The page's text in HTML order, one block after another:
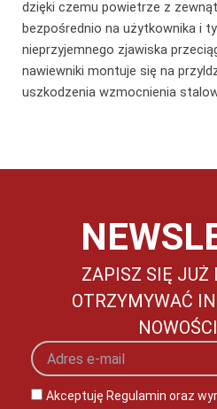
dzięki czemu powietrze z
bezpośrednio na użytkownika i
nieprzyjemnego zjawiska
nawiewniki montuje się na
uszkodzenia wzmocnienia
ZAPISZ SIĘ JUŻ
OTRZYMYWAĆ
Akceptuję Regulamin oraz